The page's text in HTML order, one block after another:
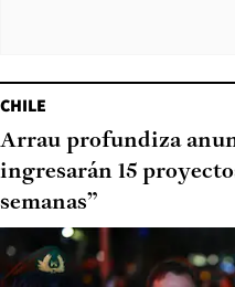
CHILE
Arrau profundiza
ingresarán 15
semanas”